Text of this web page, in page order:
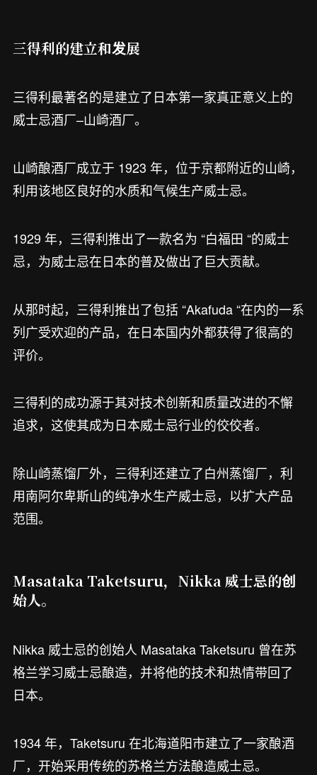
三得利的建立和发展
三得利最著名的是建立了日本第一家真正意义上的
威士忌酒厂–山崎酒厂。
山崎酿酒厂成立于 1923 年，位于京都附近的山崎，
利用该地区良好的水质和气候生产威士忌。
1929 年，三得利推出了一款名为 “白福田 “的威士
忌，为威士忌在日本的普及做出了巨大贡献。
从那时起，三得利推出了包括 “Akafuda “在内的一系
列广受欢迎的产品，在日本国内外都获得了很高的
评价。
三得利的成功源于其对技术创新和质量改进的不懈
追求，这使其成为日本威士忌行业的佼佼者。
除山崎蒸馏厂外，三得利还建立了白州蒸馏厂，利
用南阿尔卑斯山的纯净水生产威士忌，以扩大产品
范围。
Masataka Taketsuru，Nikka 威士忌的创
始人。
Nikka 威士忌的创始人 Masataka Taketsuru 曾在苏
格兰学习威士忌酿造，并将他的技术和热情带回了
日本。
1934 年，Taketsuru 在北海道阳市建立了一家酿酒
厂，开始采用传统的苏格兰方法酿造威士忌。